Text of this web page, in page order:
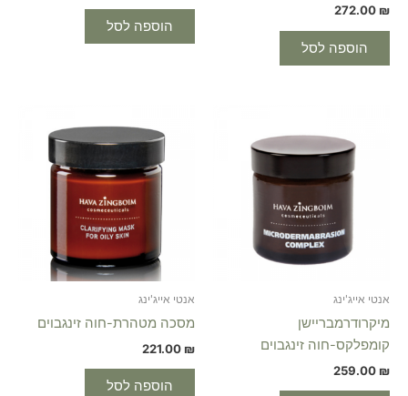
272.00 ₪
הוספה לסל
הוספה לסל
אנטי אייג'ינג
מיקרודרמבריישן
קומפלקס-חוה זינגבוים
259.00 ₪
אנטי אייג'ינג
מסכה מטהרת-חוה זינגבוים
221.00 ₪
הוספה לסל